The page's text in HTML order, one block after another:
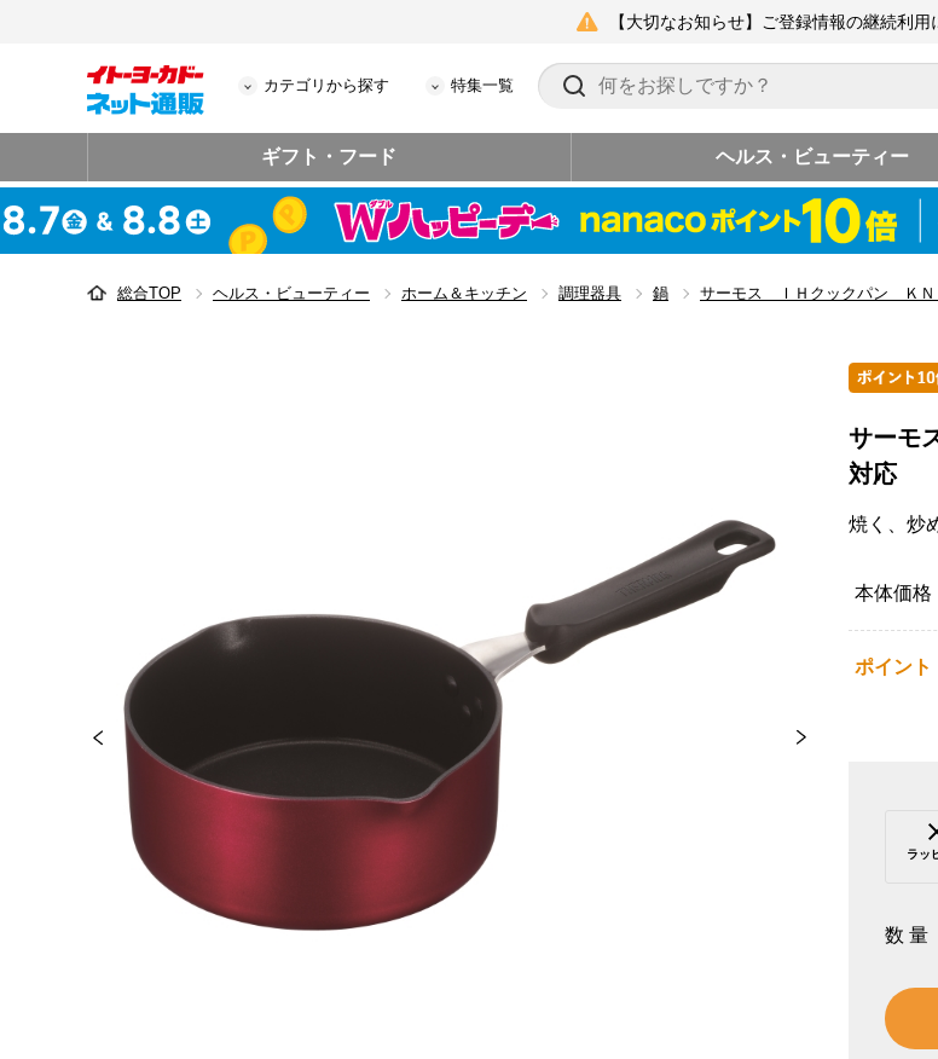
【大切なお知らせ】ご登録情報の継続利
カテゴリから探す 特集一覧
ギフト・フード ヘルス・ビューティー
総合TOP ヘルス・ビューティー ホーム＆キッチン 調理器具 鍋 サーモス ＩＨクックパン Ｋ
サー
対応
焼く、炒
本体価格
ポイント
ラッ
数量